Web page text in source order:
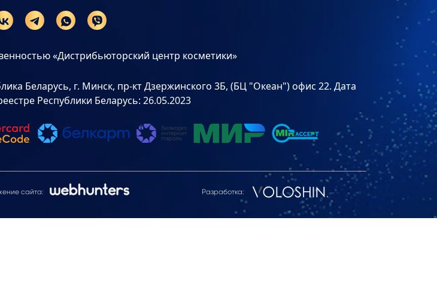
«Дистрибьюторский центр косметики»
Беларусь, г. Минск, пр-кт Дзержинского 3Б, (БЦ "Океан") офис 22. Дата
Республики Беларусь: 26.05.2023
сайта: Разработка: